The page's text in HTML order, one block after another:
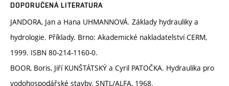
DOPORUČENÁ LITERATURA
JANDORA, Jan a Hana UHMANNOVÁ. Základy hydrauliky a
hydrologie. Příklady. Brno: Akademické nakladatelství CERM,
1999. ISBN 80-214-1160-0.
BOOR, Boris, Jiří KUNŠTÁTSKÝ a Cyril PATOČKA. Hydraulika pro
vodohospodářské stavby. SNTL/ALFA, 1968.